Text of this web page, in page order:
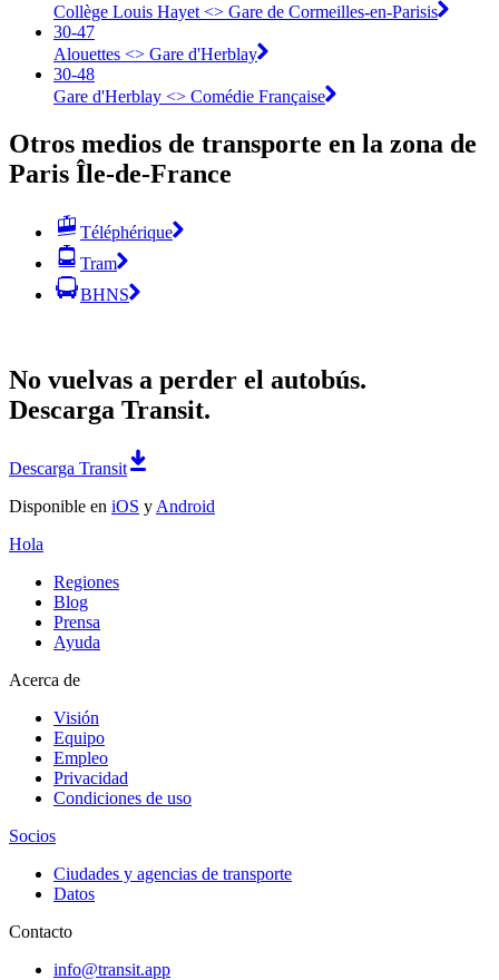
Collège Louis Hayet <> ︎Gare de Cormeilles-en-Parisis
30-47
Alouettes <> ︎Gare d'Herblay
30-48
Gare d'Herblay <> ︎Comédie Française
Otros medios de transporte en la zona de
Paris Île-de-France
Téléphérique
Tram
BHNS
No vuelvas a perder el autobús.
Descarga Transit.
Descarga Transit
Disponible en iOS y Android
Hola
Regiones
Blog
Prensa
Ayuda
Acerca de
Visión
Equipo
Empleo
Privacidad
Condiciones de uso
Socios
Ciudades y agencias de transporte
Datos
Contacto
info@transit.app